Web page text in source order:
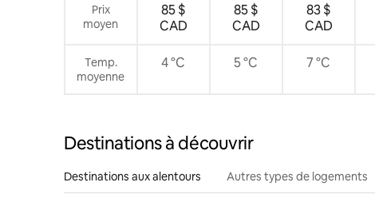
Prix
moyen
85 $
CAD
85 $
CAD
83 $
CAD
Temp.
moyenne
4 °C 5 °C 7 °C
Destinations à découvrir
Destinations aux alentours Autres types de logements